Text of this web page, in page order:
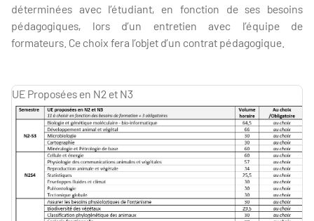
déterminées avec l’étudiant, en fonction de ses besoins
pédagogiques, lors d’un entretien avec l’équipe de
formateurs. Ce choix fera l’objet d’un contrat pédagogique.
UE Proposées en N2 et N3